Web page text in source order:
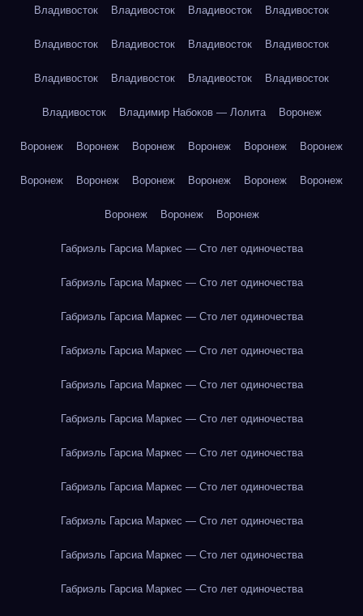
Владивосток Владивосток Владивосток Владивосток
Владивосток Владивосток Владивосток Владивосток
Владивосток Владивосток Владивосток Владивосток
Владивосток Владимир Набоков — Лолита Воронеж
Воронеж Воронеж Воронеж Воронеж Воронеж Воронеж
Воронеж Воронеж Воронеж Воронеж Воронеж Воронеж
Воронеж Воронеж Воронеж
Габриэль Гарсиа Маркес — Сто лет одиночества
Габриэль Гарсиа Маркес — Сто лет одиночества
Габриэль Гарсиа Маркес — Сто лет одиночества
Габриэль Гарсиа Маркес — Сто лет одиночества
Габриэль Гарсиа Маркес — Сто лет одиночества
Габриэль Гарсиа Маркес — Сто лет одиночества
Габриэль Гарсиа Маркес — Сто лет одиночества
Габриэль Гарсиа Маркес — Сто лет одиночества
Габриэль Гарсиа Маркес — Сто лет одиночества
Габриэль Гарсиа Маркес — Сто лет одиночества
Габриэль Гарсиа Маркес — Сто лет одиночества